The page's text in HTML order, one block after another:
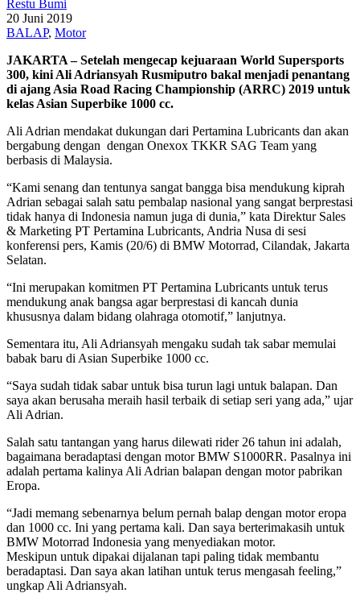
Restu Bumi
20 Juni 2019
BALAP, Motor
JAKARTA – Setelah mengecap kejuaraan World Supersports
300, kini Ali Adriansyah Rusmiputro bakal menjadi penantang
di ajang Asia Road Racing Championship (ARRC) 2019 untuk
kelas Asian Superbike 1000 cc.
Ali Adrian mendakat dukungan dari Pertamina Lubricants dan akan
bergabung dengan dengan Onexox TKKR SAG Team yang
berbasis di Malaysia.
“Kami senang dan tentunya sangat bangga bisa mendukung kiprah
Adrian sebagai salah satu pembalap nasional yang sangat berprestasi
tidak hanya di Indonesia namun juga di dunia,” kata Direktur Sales
& Marketing PT Pertamina Lubricants, Andria Nusa di sesi
konferensi pers, Kamis (20/6) di BMW Motorrad, Cilandak, Jakarta
Selatan.
“Ini merupakan komitmen PT Pertamina Lubricants untuk terus
mendukung anak bangsa agar berprestasi di kancah dunia
khususnya dalam bidang olahraga otomotif,” lanjutnya.
Sementara itu, Ali Adriansyah mengaku sudah tak sabar memulai
babak baru di Asian Superbike 1000 cc.
“Saya sudah tidak sabar untuk bisa turun lagi untuk balapan. Dan
saya akan berusaha meraih hasil terbaik di setiap seri yang ada,” ujar
Ali Adrian.
Salah satu tantangan yang harus dilewati rider 26 tahun ini adalah,
bagaimana beradaptasi dengan motor BMW S1000RR. Pasalnya ini
adalah pertama kalinya Ali Adrian balapan dengan motor pabrikan
Eropa.
“Jadi memang sebenarnya belum pernah balap dengan motor eropa
dan 1000 cc. Ini yang pertama kali. Dan saya berterimakasih untuk
BMW Motorrad Indonesia yang menyediakan motor.
Meskipun untuk dipakai dijalanan tapi paling tidak membantu
beradaptasi. Dan saya akan latihan untuk terus mengasah feeling,”
ungkap Ali Adriansyah.